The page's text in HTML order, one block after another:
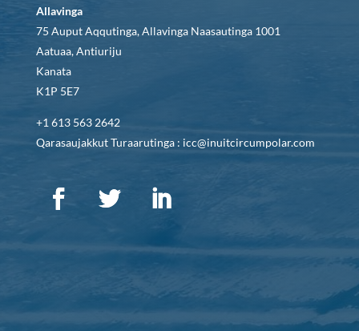
Allavinga
75 Auput Aqqutinga, Allavinga Naasautinga 1001
Aatuaa, Antiuriju
Kanata
K1P 5E7
+1 613 563 2642
Qarasaujakkut Turaarutinga : icc@inuitcircumpolar.com